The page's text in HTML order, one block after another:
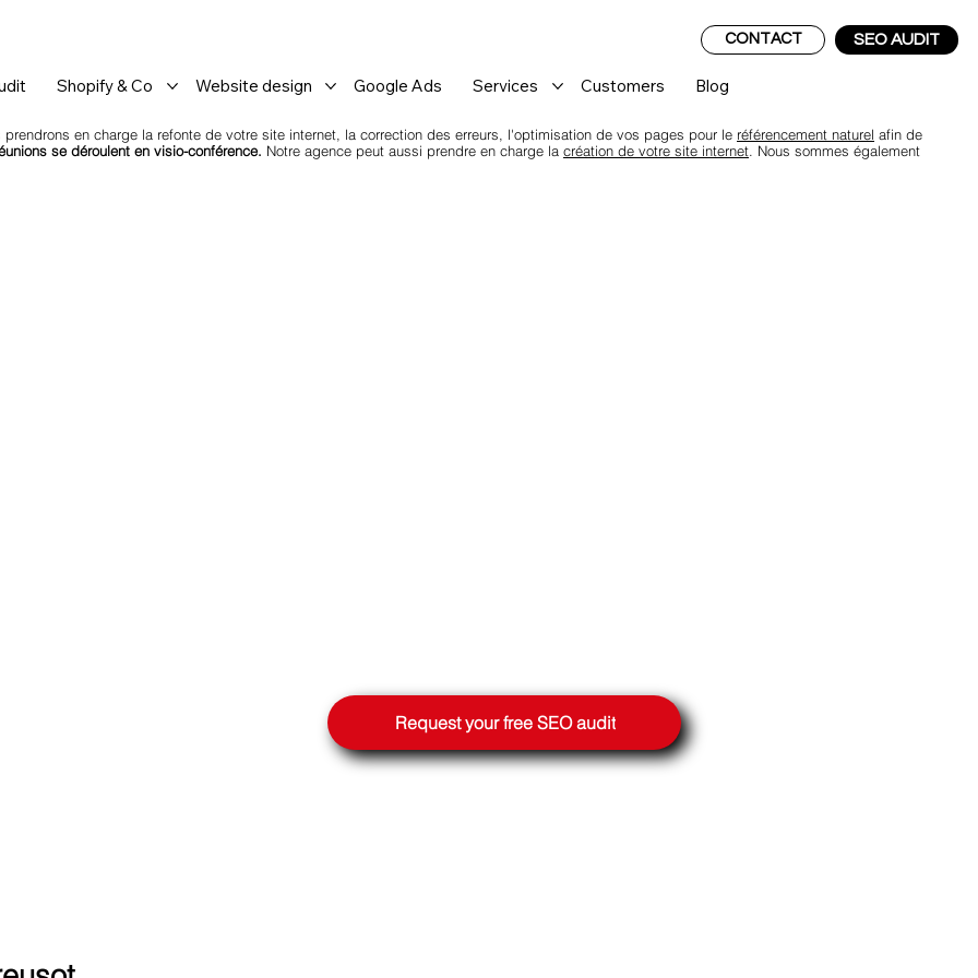
SEO AUDIT
CONTACT
Shopify & Co Website design Google Ads Services Customers Blog
prendrons en charge la refonte de votre site internet, la correction des erreurs, l'optimisation de vos pages pour le référencement naturel afin de
se déroulent en visio-conférence. Notre agence peut aussi prendre en charge lacréation de votre site internet. Nous sommes également
Request your free SEO audit